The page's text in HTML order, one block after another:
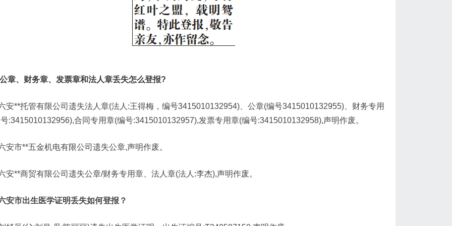
公章、财务章、发票章和法人章丢失怎么登报?
安**托管有限公司遗失法人章(法人:王得梅，编号3415010132954)、公章(编号3415010132955)、财务专用
:3415010132956),合同专用章(编号:3415010132957),发票专用章(编号:3415010132958),声明作废。
安市**五金机电有限公司遗失公章,声明作废。
安**商贸有限公司遗失公章/财务专用章、法人章(法人:李杰),声明作废。
安市出生医学证明丢失如何登报？